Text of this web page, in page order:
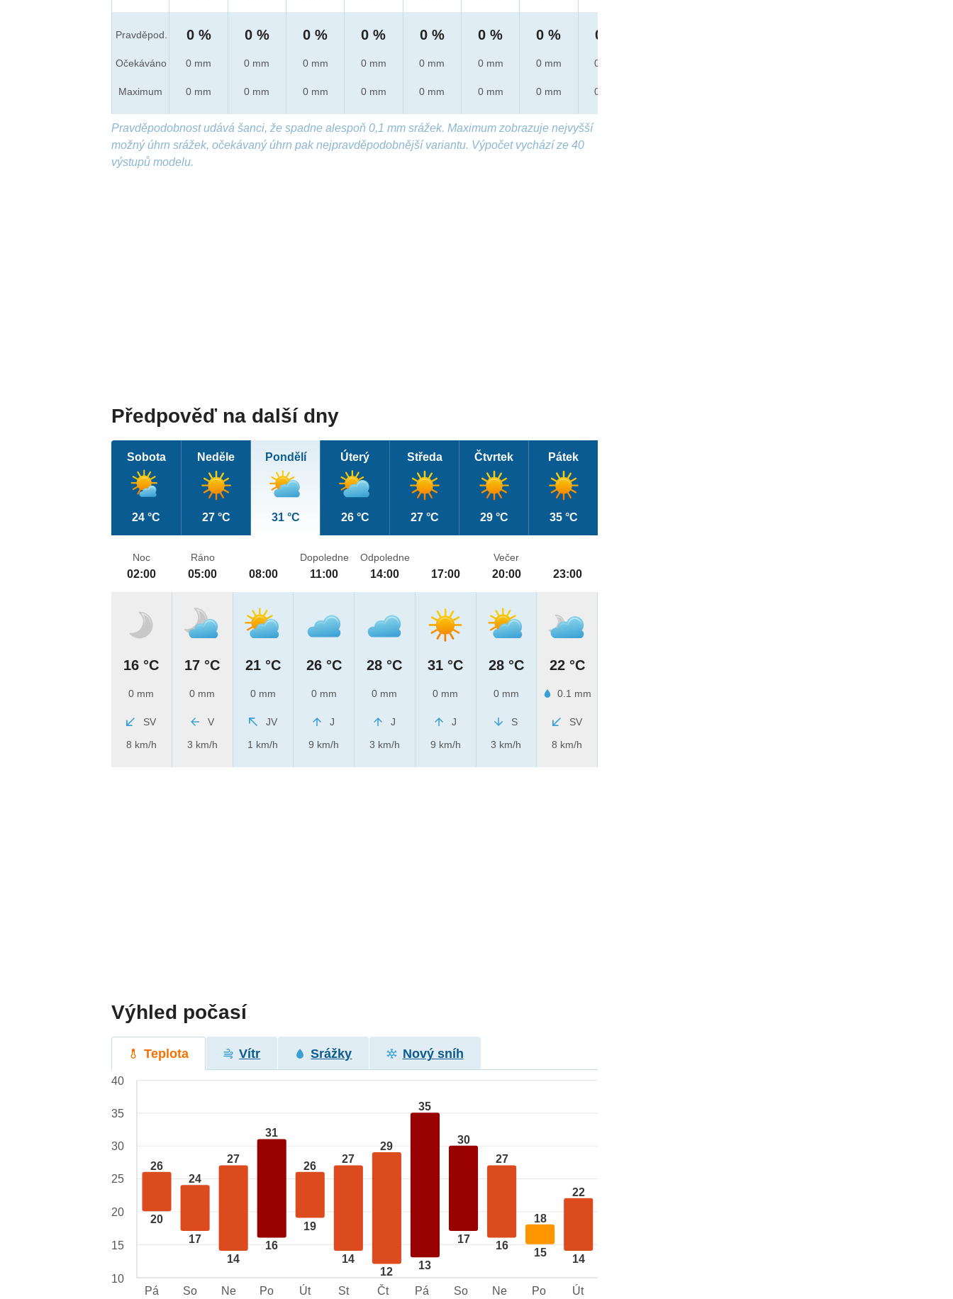
Pravděpod.
Očekáváno
Maximum
0 %
0 mm
0 mm
0 %
0 mm
0 mm
0 %
0 mm
0 mm
0 %
0 mm
0 mm
0 %
0 mm
0 mm
0 %
0 mm
0 mm
0 %
0 mm
0 mm
0 %
0 mm
0 mm
Pravděpodobnost udává šanci, že spadne alespoň 0,1 mm srážek. Maximum zobrazuje nejvyšší
možný úhrn srážek, očekávaný úhrn pak nejpravděpodobnější variantu. Výpočet vychází ze 40
výstupů modelu.
Předpověď na další dny
Sobota
24 °C
Neděle
27 °C
Pondělí
31 °C
Úterý
26 °C
Středa
27 °C
Čtvrtek
29 °C
Pátek
35 °C
Noc
02:00
16 °C
0 mm
SV
8 km/h
Ráno
05:00
17 °C
0 mm
V
3 km/h
08:00
21 °C
0 mm
JV
1 km/h
Dopoledne
11:00
26 °C
0 mm
J
9 km/h
Odpoledne
14:00
28 °C
0 mm
J
3 km/h
17:00
31 °C
0 mm
J
9 km/h
Večer
20:00
28 °C
0 mm
S
3 km/h
23:00
22 °C
0.1 mm
SV
8 km/h
Výhled počasí
Teplota Vítr Srážky Nový sníh
26
20
24
17
27
14
31
16
26
19
27
14
29
12
35
13
30
17
27
16
18
15
22
14
40
35
30
25
20
15
10
Pá
So Ne Po Út St Čt Pá So Ne Po Út